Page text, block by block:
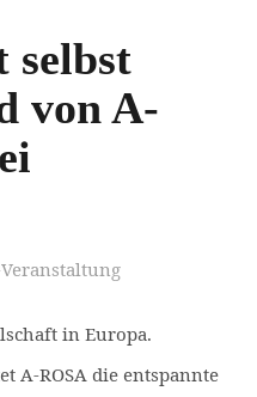
selbst
von A-
in Europa.
A-ROSA die entspannte